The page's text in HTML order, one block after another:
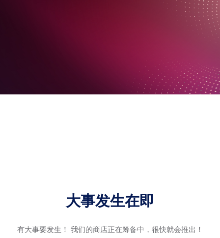
大事发生在即
有大事要发生！ 我们的商店正在筹备中，很快就会推出！